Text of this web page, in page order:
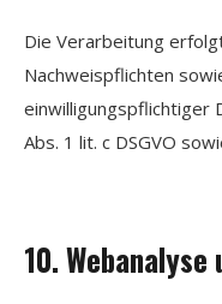
Die Verarbeitung
Nachweispflichten
einwilligungspflichtiger
Abs. 1 lit. c DSGVO
10.